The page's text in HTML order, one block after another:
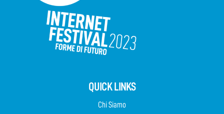
QUICK LINKS
Chi Siamo